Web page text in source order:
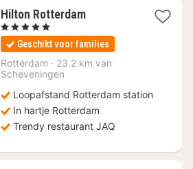
Hilton Rotterdam1
vanaf
€
157,88
, 5 Sterren
Geschikt voor families
Rotterdam · 23.2 km van
Scheveningen
Loopafstand Rotterdam station
In hartje Rotterdam
Trendy restaurant JAQ